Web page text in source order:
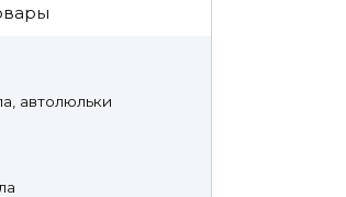
автолюльки